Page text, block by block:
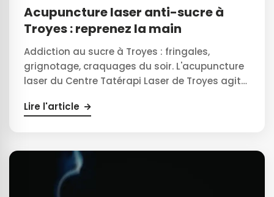
Acupuncture laser anti-sucre à
Troyes : reprenez la main
Addiction au sucre à Troyes : fringales,
grignotage, craquages du soir. L'acupuncture
laser du Centre Tatérapi Laser de Troyes agit…
Lire l'article